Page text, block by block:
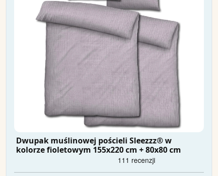
Dwupak muślinowej pościeli Sleezzz® w
kolorze fioletowym 155x220 cm + 80x80 cm